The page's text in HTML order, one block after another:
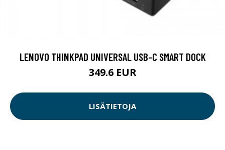
LENOVO THINKPAD UNIVERSAL USB-C SMART DOCK
349.6 EUR
LISÄTIETOJA